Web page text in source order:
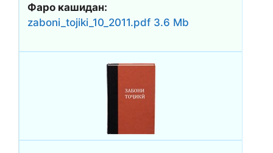
Фаро кашидан:
zaboni_tojiki_10_2011.pdf 3.6 Mb